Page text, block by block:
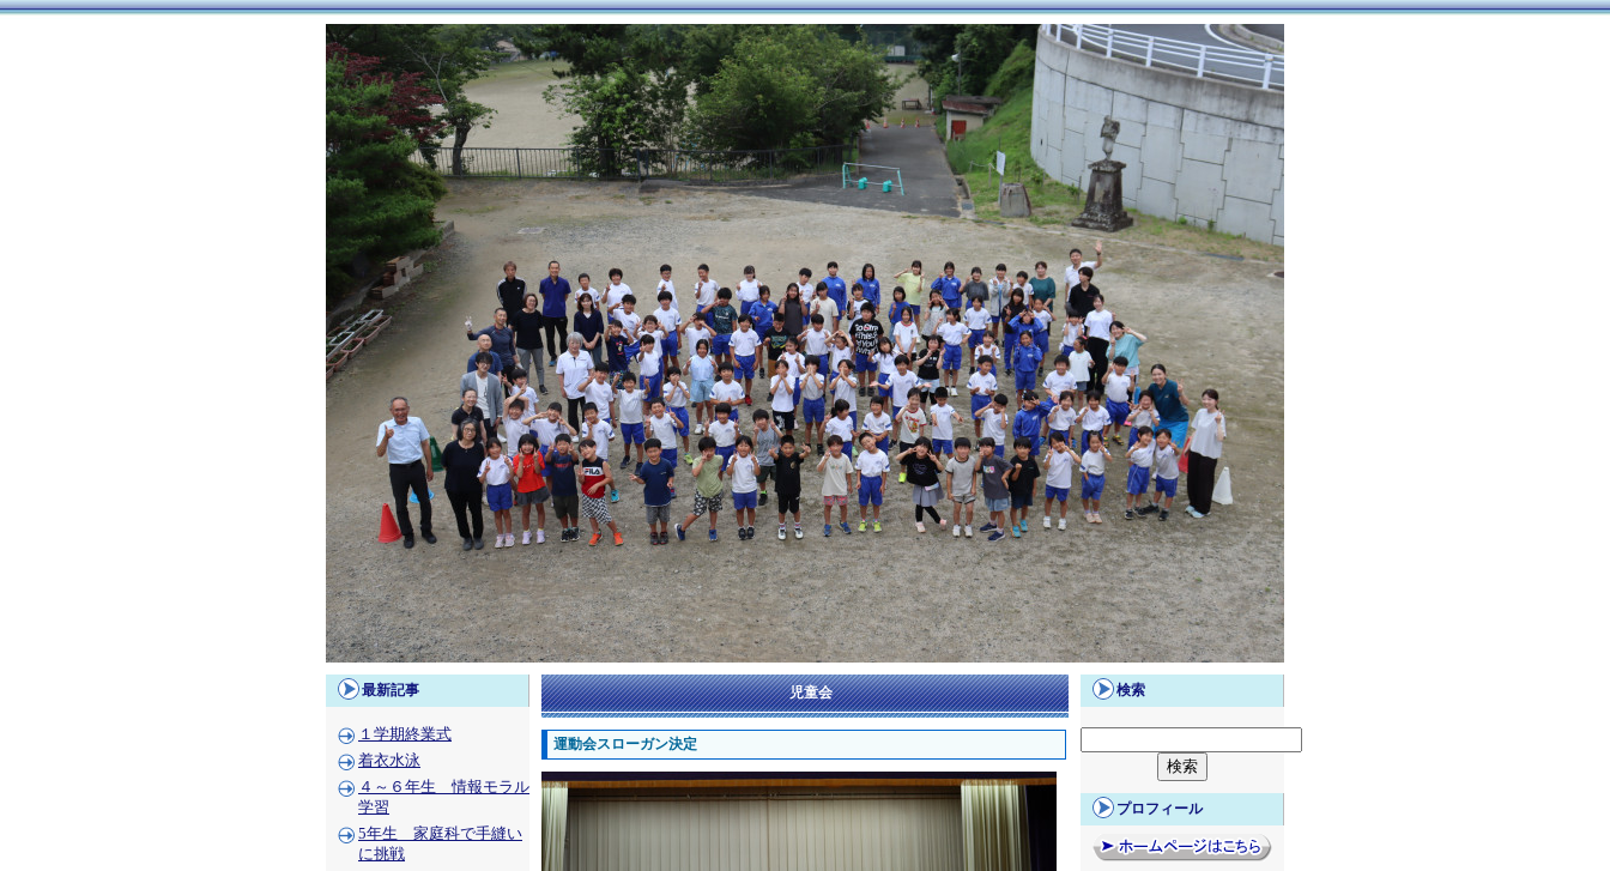
最新記事
１学期終業式
着衣水泳
４～６年生 情報モラル
学習
5年生 家庭科で手縫い
に挑戦
検索
プロフィール
児童会
運動会スローガン決定